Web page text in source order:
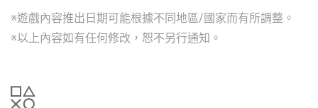
※遊戲內容推出日期可能根據不同地區/國家而有所調整。
※以上內容如有任何修改，恕不另行通知。